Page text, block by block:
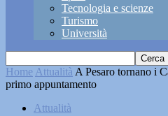
Tecnologia e scienze
Turismo
Università
Home Attualità A Pesaro tornano i
primo appuntamento
Attualità